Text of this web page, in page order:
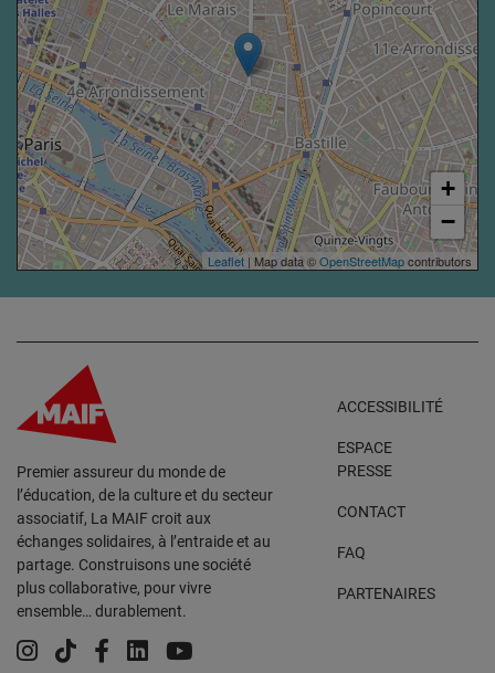
+
−
Leaflet | Map data ©OpenStreetMapcontributors
Premier assureur du monde de
l’éducation, de la culture et du secteur
associatif, La MAIF croit aux
échanges solidaires, à l’entraide et au
partage. Construisons une société
plus collaborative, pour vivre
ensemble… durablement.
ACCESSIBILITÉ
ESPACE
PRESSE
CONTACT
FAQ
PARTENAIRES
Instagram
TiktokFacebook
LinkedinYouTube